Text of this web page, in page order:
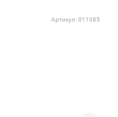
Артикул: 011085